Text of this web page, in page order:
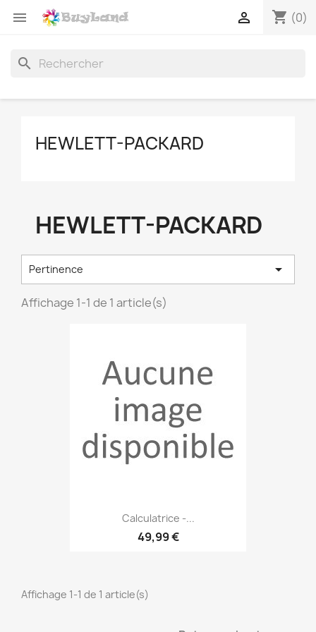
 shopping_cart (0)

search
HEWLETT-PACKARD
HEWLETT-PACKARD
Pertinence 
Affichage 1-1 de 1 article(s)
Calculatrice -...
49,99 €
Affichage 1-1 de 1 article(s)